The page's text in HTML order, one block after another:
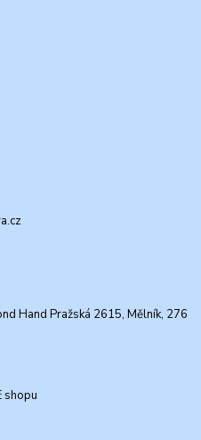
Hand Pražská 2615, Mělník, 276
shopu